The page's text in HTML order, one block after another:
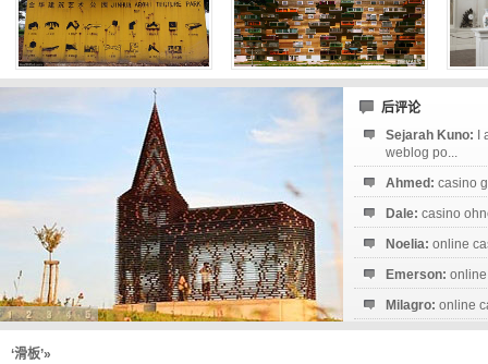
后评论
Sejarah Kuno:
weblog po...
Ahmed: casino
Dale: casino
Noelia: online
Emerson:
Milagro: online
‘滑板’»